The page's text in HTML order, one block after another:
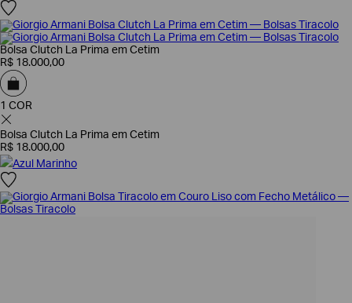
Bolsa Clutch La Prima em Cetim
R$ 18.000,00
1 COR
Bolsa Clutch La Prima em Cetim
R$ 18.000,00
Azul Marinho